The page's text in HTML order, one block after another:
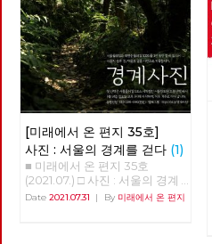
[미래에서 온 편지 35호]
사진 : 서울의 경계를 걷다 (1)
■ 미래에서 온 편지 35호
(2021.07.) □ 사진 : 서울의 경계
를 걷다 글 : 현린 사진 : 강남욱,
Date 2021.07.31 | By 미래에서 온 편지